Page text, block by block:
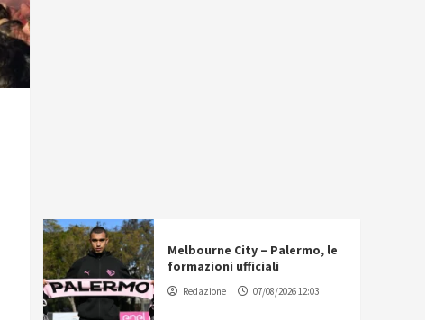
Melbourne City – Palermo, le
formazioni ufficiali
Redazione 07/08/2026 12:03